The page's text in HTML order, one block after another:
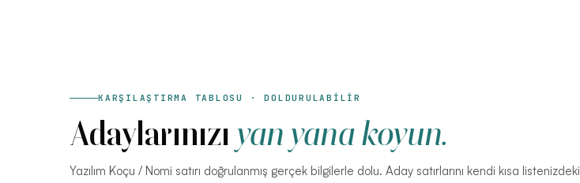
KARŞILAŞTIRMA TABLOSU · DOLDURULABİLİR
Adaylarınızı yan yana koyun.
Yazılım Koçu / Nomi satırı doğrulanmış gerçek bilgilerle dolu. Aday satırlarını kendi kısa listenizdeki